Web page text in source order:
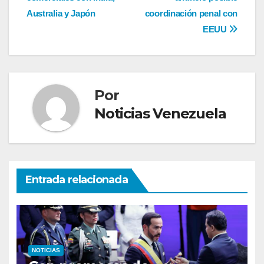
de
coordinación penal con
EEUU
Australia y Japón
Por
Noticias Venezuela
Entrada relacionada
NOTICIAS